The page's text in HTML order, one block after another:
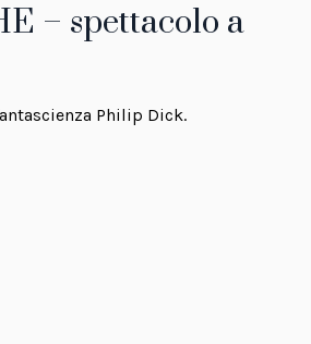
– spettacolo a
Philip Dick.